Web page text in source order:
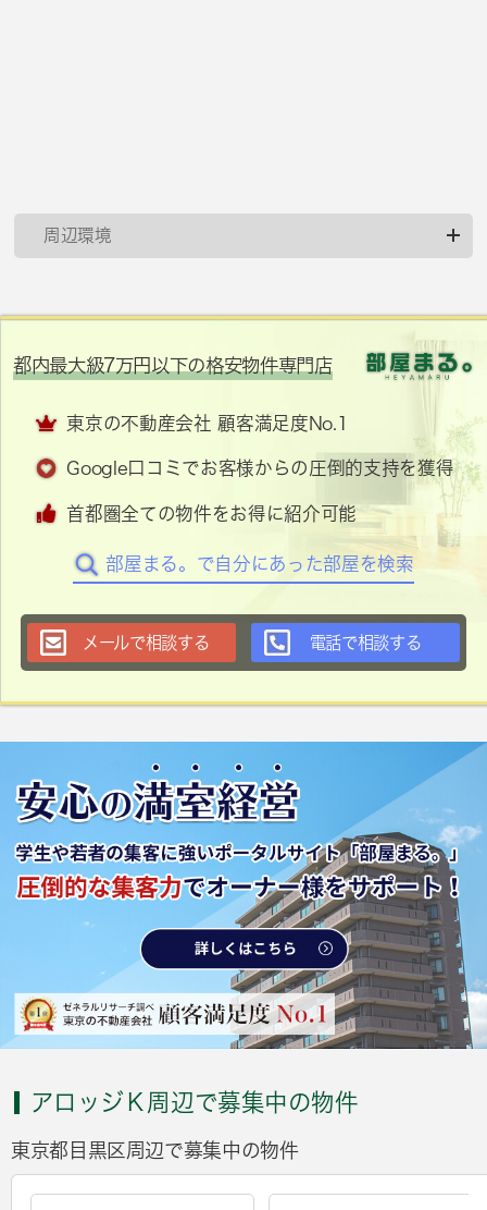
周辺環境
都内最大級7万円以下の格安物件専門店
東京の不動産会社 顧客満足度No.1
Google口コミでお客様からの圧倒的支持を獲得
首都圏全ての物件をお得に紹介可能
部屋まる。で自分にあった部屋を検索
メールで相談する 電話で相談する
アロッジＫ周辺で募集中の物件
東京都目黒区周辺で募集中の物件